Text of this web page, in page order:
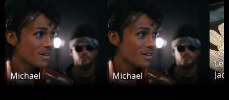
Michael Michael
Le